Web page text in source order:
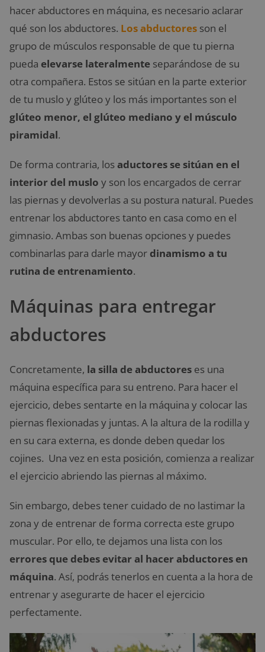
hacer abductores en máquina, es necesario aclarar
qué son los abductores. Los abductores son el
grupo de músculos responsable de que tu pierna
pueda elevarse lateralmente separándose de su
otra compañera. Estos se sitúan en la parte exterior
de tu muslo y glúteo y los más importantes son el
glúteo menor, el glúteo mediano y el músculo
piramidal.
De forma contraria, los aductores se sitúan en el
interior del muslo y son los encargados de cerrar
las piernas y devolverlas a su postura natural. Puedes
entrenar los abductores tanto en casa como en el
gimnasio. Ambas son buenas opciones y puedes
combinarlas para darle mayor dinamismo a tu
rutina de entrenamiento.
Máquinas para entregar
abductores
Concretamente, la silla de abductores es una
máquina específica para su entreno. Para hacer el
ejercicio, debes sentarte en la máquina y colocar las
piernas flexionadas y juntas. A la altura de la rodilla y
en su cara externa, es donde deben quedar los
cojines. Una vez en esta posición, comienza a realizar
el ejercicio abriendo las piernas al máximo.
Sin embargo, debes tener cuidado de no lastimar la
zona y de entrenar de forma correcta este grupo
muscular. Por ello, te dejamos una lista con los
errores que debes evitar al hacer abductores en
máquina. Así, podrás tenerlos en cuenta a la hora de
entrenar y asegurarte de hacer el ejercicio
perfectamente.